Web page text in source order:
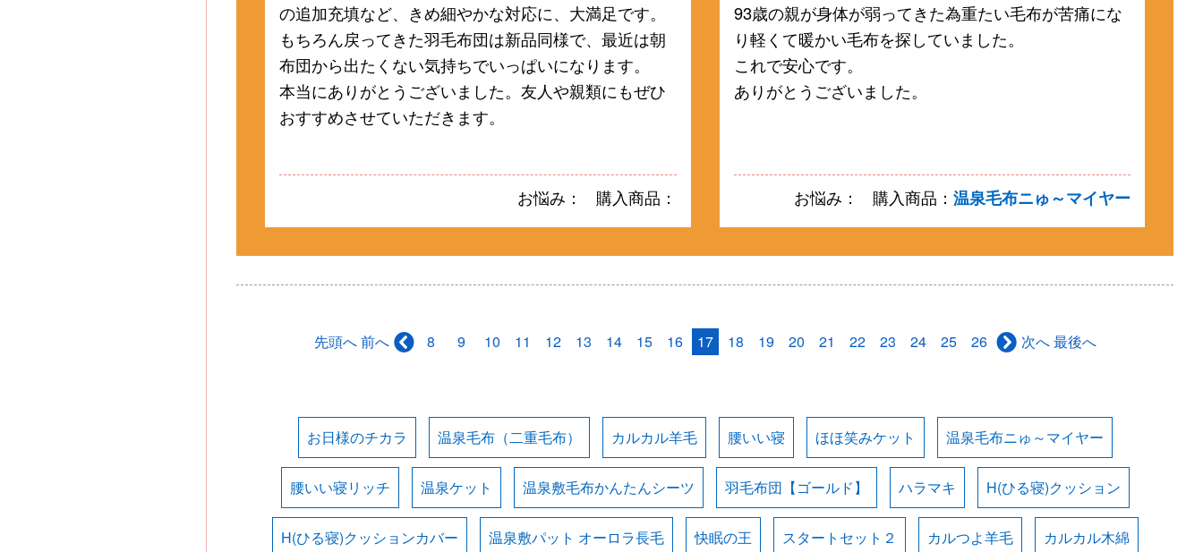
の追加充填など、きめ細やかな対応に、大満足です。
もちろん戻ってきた羽毛布団は新品同様で、最近は朝
布団から出たくない気持ちでいっぱいになります。
本当にありがとうございました。友人や親類にもぜひ
おすすめさせていただきます。
お悩み： 購入商品：
93歳の親が身体が弱ってきた為重たい毛布が苦痛にな
り軽くて暖かい毛布を探していました。
これで安心です。
ありがとうございました。
お悩み： 購入商品： 温泉毛布ニゅ～マイヤー
先頭へ前へ 8 9 10 11 12 13 14 15 16 17 18 19 20 21 22 23 24 25 26 次へ最後へ
お日様のチカラ 温泉毛布（二重毛布） カルカル羊毛 腰いい寝 ほほ笑みケット 温泉毛布ニゅ～マイヤー
腰いい寝リッチ 温泉ケット 温泉敷毛布かんたんシーツ 羽毛布団【ゴールド】 ハラマキ H(ひる寝)クッション
H(ひる寝)クッションカバー 温泉敷パット オーロラ長毛 快眠の王 スタートセット２ カルつよ羊毛 カルカル木綿